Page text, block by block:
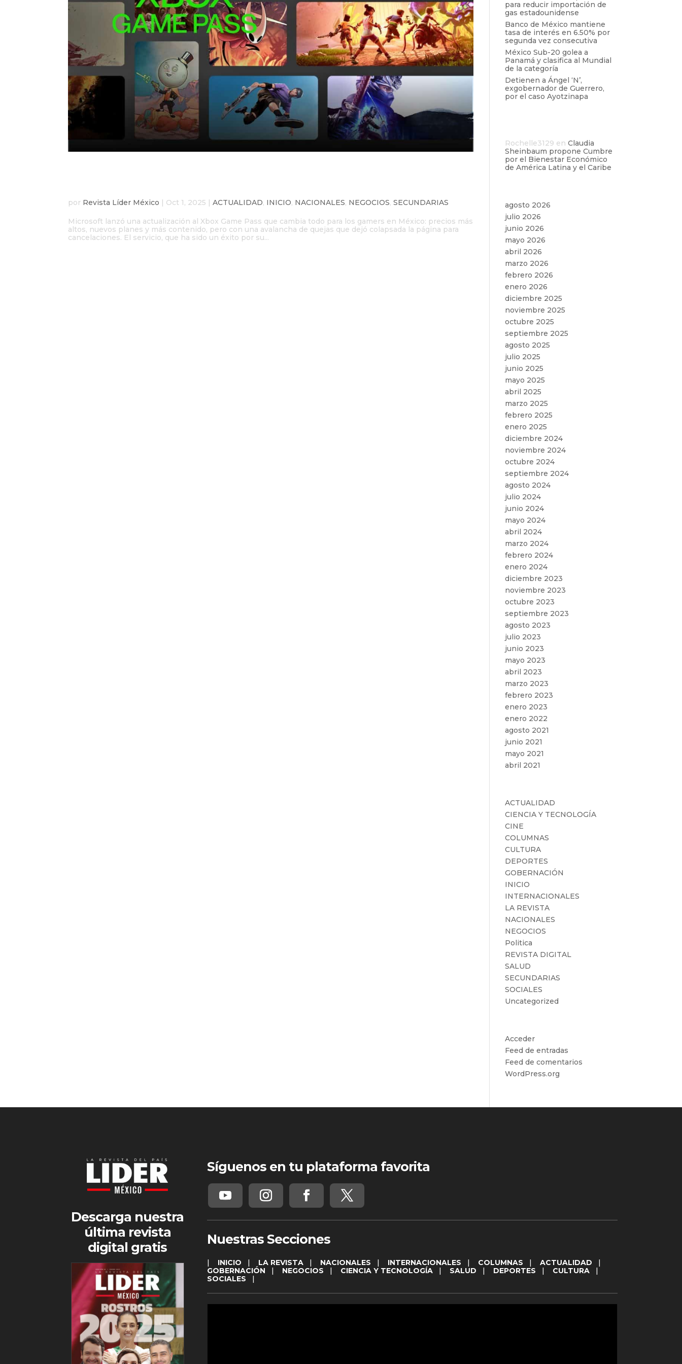
por Revista Líder México | Oct 1, 2025 |ACTUALIDAD, INICIO, NACIONALES, NEGOCIOS,SECUNDARIAS
Microsoft lanzó una actualización al Xbox Game Pass que cambia todo para los gamers en México: precios más
altos, nuevos planes y más contenido, pero con una avalancha de quejas que dejó colapsada la página para
cancelaciones. El servicio, que ha sido un éxito por su...
para reducir importación de
gas estadounidense
Banco de México mantiene
tasa de interés en 6.50% por
segunda vez consecutiva
México Sub-20 golea a
Panamá y clasifica al Mundial
de la categoría
Detienen a Ángel ‘N’,
exgobernador de Guerrero,
por el caso Ayotzinapa
Rochelle3129 en Claudia
Sheinbaum propone Cumbre
por el Bienestar Económico
de América Latina y el Caribe
agosto 2026
julio 2026
junio 2026
mayo 2026
abril 2026
marzo 2026
febrero 2026
enero 2026
diciembre 2025
noviembre 2025
octubre 2025
septiembre 2025
agosto 2025
julio 2025
junio 2025
mayo 2025
abril 2025
marzo 2025
febrero 2025
enero 2025
diciembre 2024
noviembre 2024
octubre 2024
septiembre 2024
agosto 2024
julio 2024
junio 2024
mayo 2024
abril 2024
marzo 2024
febrero 2024
enero 2024
diciembre 2023
noviembre 2023
octubre 2023
septiembre 2023
agosto 2023
julio 2023
junio 2023
mayo 2023
abril 2023
marzo 2023
febrero 2023
enero 2023
enero 2022
agosto 2021
junio 2021
mayo 2021
abril 2021
ACTUALIDAD
CIENCIA Y TECNOLOGÍA
CINE
COLUMNAS
CULTURA
DEPORTES
GOBERNACIÓN
INICIO
INTERNACIONALES
LA REVISTA
NACIONALES
NEGOCIOS
Politica
REVISTA DIGITAL
SALUD
SECUNDARIAS
SOCIALES
Uncategorized
Acceder
Feed de entradas
Feed de comentarios
WordPress.org
Descarga nuestra
última revista
digital gratis
Síguenos en tu plataforma favorita
Nuestras Secciones
INICIO LA REVISTA| NACIONALES INTERNACIONALES COLUMNAS ACTUALIDAD
GOBERNACIÓN
NEGOCIOS CIENCIA Y TECNOLOGÍA| SALUD DEPORTES CULTURA|
SOCIALES